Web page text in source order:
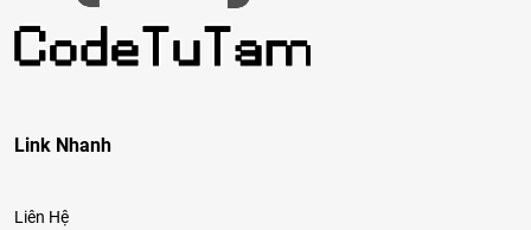
Link Nhanh
Liên Hệ